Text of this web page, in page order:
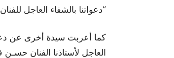
“دعواتنا بالشفاء العاجل
كما أعربت سيدة أخرى عن
العاجل لأستاذنا الفنان حسـن